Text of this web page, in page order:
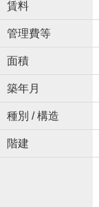
賃料
管理費等
面積
築年月
種別 / 構造
階建